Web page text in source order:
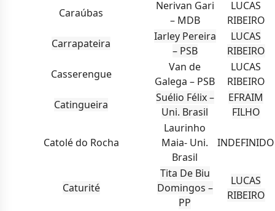
Caraúbas
Nerivan Gari
– MDB
LUCAS
RIBEIRO
Carrapateira
Iarley Pereira
– PSB
LUCAS
RIBEIRO
Casserengue
Van de
Galega – PSB
LUCAS
RIBEIRO
Catingueira
Suélio Félix –
Uni. Brasil
EFRAIM
FILHO
Catolé do Rocha
Laurinho
Maia- Uni.
Brasil
INDEFINIDO
Caturité
Tita De Biu
Domingos –
PP
LUCAS
RIBEIRO